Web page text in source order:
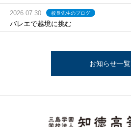
2026.07.30 校長先生のブログ
バレエで越境に挑む
お知らせ一覧